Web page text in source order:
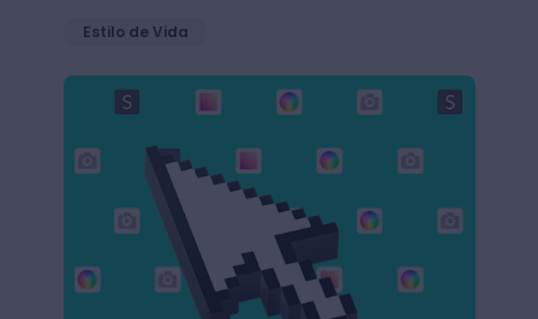
Estilo de Vida
10 extensiones de Chrome que mejorarán tu vida